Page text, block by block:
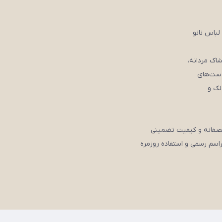
نانو
ست‌های
و
و کیفیت تضمینی
رسمی و استفاده روزمره